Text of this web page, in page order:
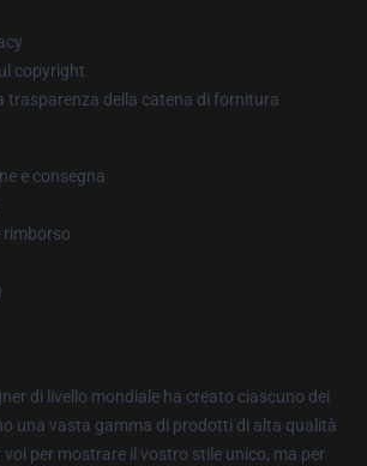
copyright
trasparenza della catena di fornitura
e consegna
rimborso
di livello mondiale ha creato ciascuno dei
una vasta gamma di prodotti di alta qualità
voi per mostrare il vostro stile unico, ma per